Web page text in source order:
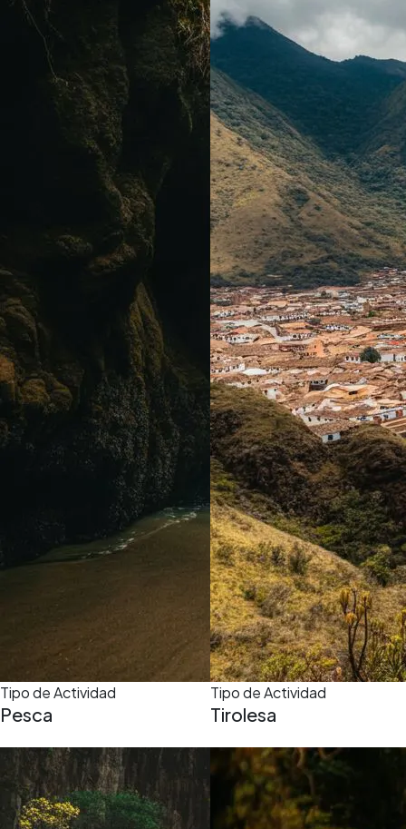
Tipo de Actividad
Pesca
Tipo de Actividad
Tirolesa